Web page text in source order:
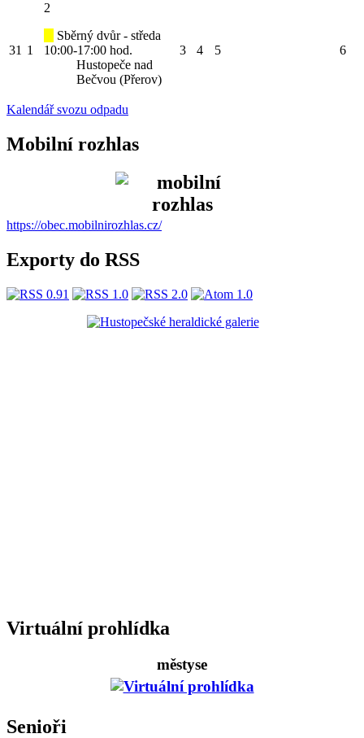
31 1
2
Sběrný dvůr - středa
10:00-17:00 hod.
Hustopeče nad
Bečvou (Přerov)
3 4 5 6
Kalendář svozu odpadu
Mobilní rozhlas
https://obec.mobilnirozhlas.cz/
Exporty do RSS
Virtuální prohlídka
městyse
Senioři